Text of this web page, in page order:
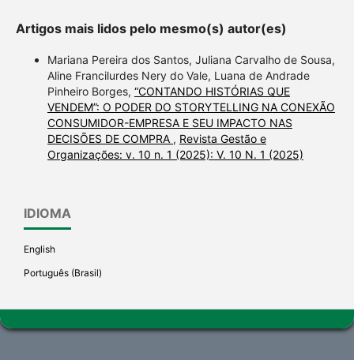
contrasts the cited claim, and
a label indicating in which
section the citation was
made.
Artigos mais lidos pelo mesmo(s) autor(es)
Mariana Pereira dos Santos, Juliana Carvalho de Sousa,
Aline Francilurdes Nery do Vale, Luana de Andrade
Pinheiro Borges, “CONTANDO HISTÓRIAS QUE
VENDEM”: O PODER DO STORYTELLING NA CONEXÃO
CONSUMIDOR-EMPRESA E SEU IMPACTO NAS
DECISÕES DE COMPRA , Revista Gestão e
Organizações: v. 10 n. 1 (2025): V. 10 N. 1 (2025)
IDIOMA
English
Português (Brasil)